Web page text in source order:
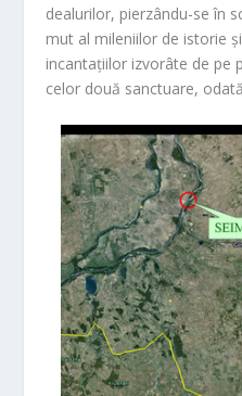
dealurilor, pierzându-se în
mut al mileniilor de istorie
incantațiilor izvorâte de pe
celor două sanctuare,